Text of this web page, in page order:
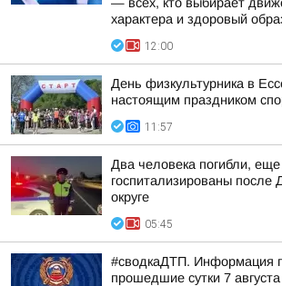
характера и здоровый
12:00
День физкультурника в
настоящим праздником
11:57
Два человека погибли,
госпитализированы после
округе
05:45
#сводкаДТП. Информация
прошедшие сутки 7